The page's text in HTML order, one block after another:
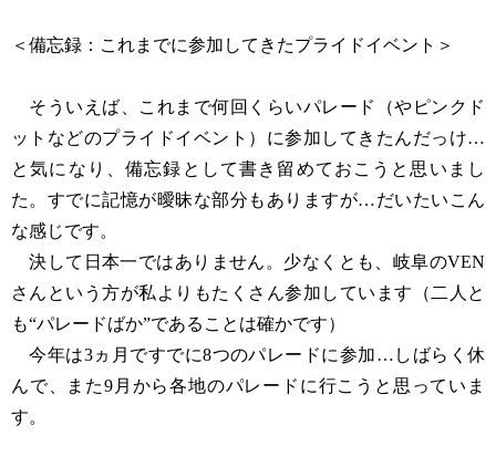
＜備忘録：これまでに参加してきたプライドイベント＞
そういえば、これまで何回くらいパレード（やピンクド
ットなどのプライドイベント）に参加してきたんだっけ…
と気になり、備忘録として書き留めておこうと思いまし
た。すでに記憶が曖昧な部分もありますが…だいたいこん
な感じです。
決して日本一ではありません。少なくとも、岐阜のVEN
さんという方が私よりもたくさん参加しています（二人と
も“パレードばか”であることは確かです）
今年は3ヵ月ですでに8つのパレードに参加…しばらく休
んで、また9月から各地のパレードに行こうと思っていま
す。